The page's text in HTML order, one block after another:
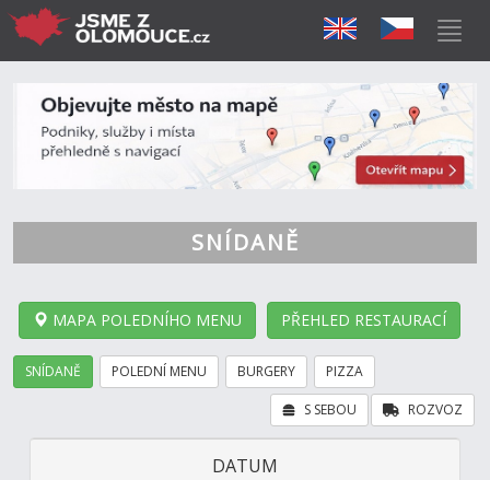
SNÍDANĚ
MAPA POLEDNÍHO MENU PŘEHLED RESTAURACÍ
SNÍDANĚ POLEDNÍ MENU BURGERY PIZZA
ROZVOZ
S SEBOU
DATUM